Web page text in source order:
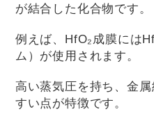
が結合した化合物です。
例えば、HfO₂成膜には
ム）が使用されます。
高い蒸気圧を持ち、金
すい点が特徴です。